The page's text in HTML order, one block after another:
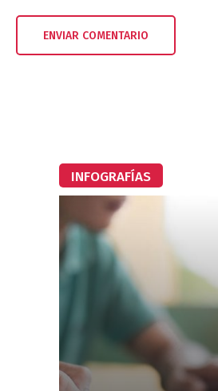
INFOGRAFÍAS